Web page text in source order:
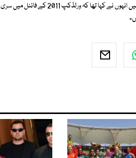
واضح رہے کہ ارجنا رانا ٹنگا نے گزشتہ روز فیس بک پر مقامی زبان میں وڈیو شیئر کی تھی جس میں انہوں نے کہا تھا کہ ورلڈکپ 2011 کے فائنل میں سری